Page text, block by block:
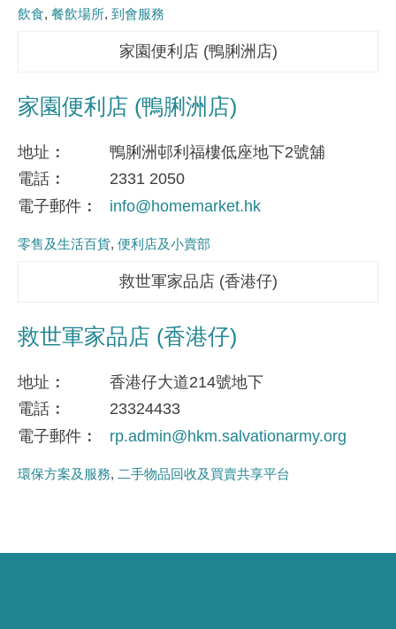
飲食 餐飲場所 到會服務
家園便利店 (鴨脷洲店)
家園便利店 (鴨脷洲店)
地址
鴨脷洲邨利福樓低座地下2號舖
電話
2331 2050
電子郵件
info@homemarket.hk
零售及生活百貨 便利店及小賣部
救世軍家品店 (香港仔)
救世軍家品店 (香港仔)
地址
香港仔大道214號地下
電話
23324433
電子郵件
rp.admin@hkm.salvationarmy.org
環保方案及服務 二手物品回收及買賣共享平台